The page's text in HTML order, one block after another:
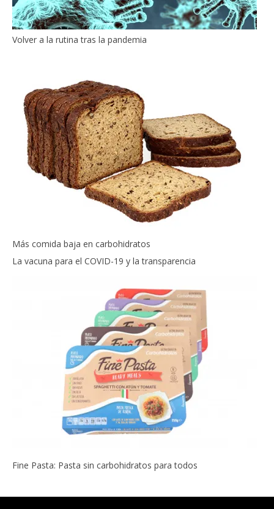
Volver a la rutina tras la pandemia
Más comida baja en carbohidratos
La vacuna para el COVID-19 y la transparencia
Fine Pasta: Pasta sin carbohidratos para todos